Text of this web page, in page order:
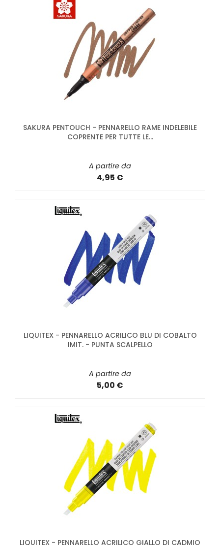
SAKURA PENTOUCH - PENNARELLO RAME INDELEBILE
COPRENTE PER TUTTE LE...
A partire da
4,95 €
LIQUITEX - PENNARELLO ACRILICO BLU DI COBALTO
IMIT. - PUNTA SCALPELLO
A partire da
5,00 €
LIQUITEX - PENNARELLO ACRILICO GIALLO DI CADMIO